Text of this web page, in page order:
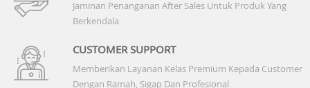
JARINGAN SELULER
Jenis Kartu SIM: Kartu Nano-SIM
Pita Frekuensi
GSM: 900/1800MHz
Jaminan Penanganan After Sales Untuk Produk Yang
Berkendala
CUSTOMER SUPPORT
Memberikan Layanan Kelas Premium Kepada Customer
Dengan Ramah, Sigap Dan Profesional